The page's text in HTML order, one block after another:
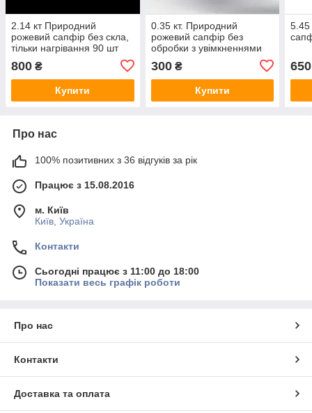
2.14 кт Природний
рожевий сапфір без скла,
тільки нагрівання 90 шт
800 ₴
Купити
0.35 кт. Природний
рожевий сапфір без
обробки з увімкненнями
300₴
Купити
5.45
650
Про нас
100% позитивних з 36 відгуків за рік
Працює з 15.08.2016
м. Київ
Київ, Україна
Контакти
Сьогодні працює з 11:00 до 18:00
Показати весь графік роботи
Про нас
Контакти
Доставка та оплата